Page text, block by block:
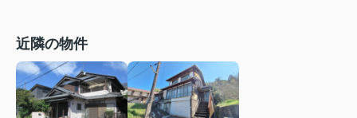
近隣の物件